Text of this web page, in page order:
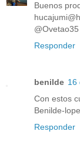
Buenos
@Ovetao35
Responder
benilde 16
Con estos
Benilde-
Responder